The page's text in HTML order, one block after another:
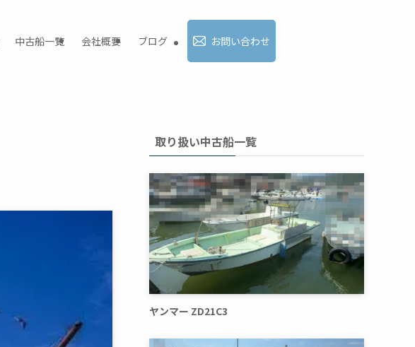
中古船一覧 会社概要 ブログ お問い合わせ
取り扱い中古船一覧
ヤンマー ZD21C3